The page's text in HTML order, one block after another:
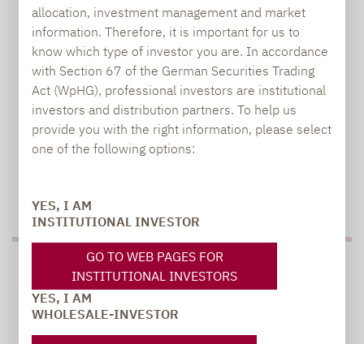
allocation, investment management and market
information. Therefore, it is important for us to
know which type of investor you are. In accordance
with Section 67 of the German Securities Trading
Act (WpHG), professional investors are institutional
investors and distribution partners. To help us
provide you with the right information, please select
one of the following options:
YES, I AM
INSTITUTIONAL INVESTOR
GO TO WEB PAGES FOR
INSTITUTIONAL INVESTORS
YES, I AM
WHOLESALE-INVESTOR
carsten.michael@lupusalpha.de
+49 69 / 36 50 58 - 7402
PRESS